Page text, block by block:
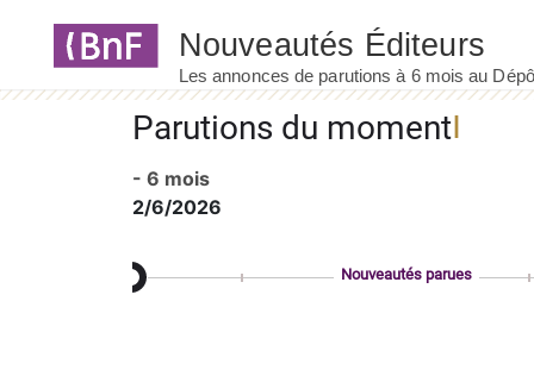
Parutions du moment
- 6 mois
2/6/2026
Nouveautés parues